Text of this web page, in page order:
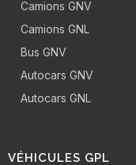
Camions GNV
Camions GNL
Bus GNV
Autocars GNV
Autocars GNL
VÉHICULES GPL